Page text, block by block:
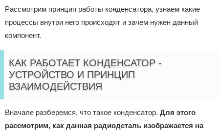
Рассмотрим принцип работы конденсатора, узнаем какие
процессы внутри него происходят и зачем нужен данный
компонент.
КАК РАБОТАЕТ КОНДЕНСАТОР -
УСТРОЙСТВО И ПРИНЦИП
ВЗАИМОДЕЙСТВИЯ
Вначале разберемся, что такое конденсатор. Для этого
рассмотрим, как данная радиодеталь изображается на